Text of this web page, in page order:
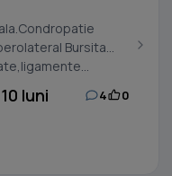
Bursita
luni 4 0